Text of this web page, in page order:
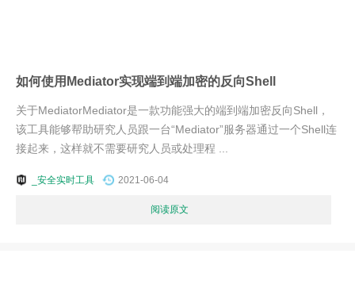
如何使用Mediator实现端到端加密的反向Shell
关于MediatorMediator是一款功能强大的端到端加密反向Shell，
该工具能够帮助研究人员跟一台“Mediator”服务器通过一个Shell连
接起来，这样就不需要研究人员或处理程 ...
_安全实时工具 2021-06-04
阅读原文